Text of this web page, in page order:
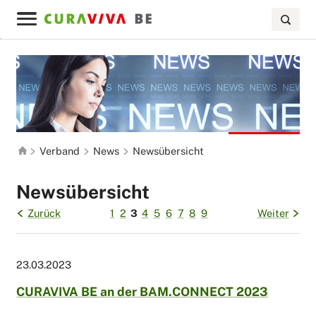
Verband News Newsübersicht
Newsübersicht
Zurück 1 2 3 4 5 6 7 8 9 Weiter
23.03.2023
CURAVIVA BE an der BAM.CONNECT 2023